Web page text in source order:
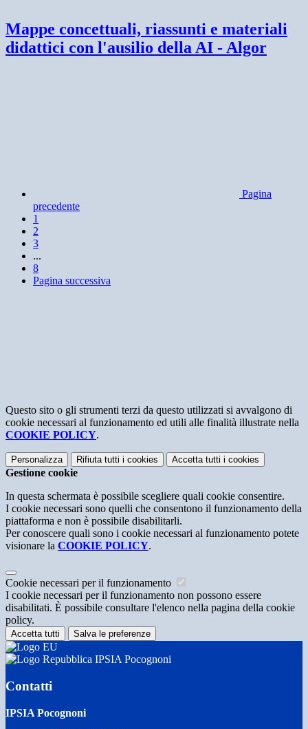
Mappe concettuali, riassunti e materiali
didattici con l'ausilio della AI - Algor
Pagina
precedente
1
2
3
...
8
Pagina successiva
Questo sito o gli strumenti terzi da questo utilizzati si avvalgono di
cookie necessari al funzionamento ed utili alle finalità illustrate nella
COOKIE POLICY.
Personalizza Rifiuta tutti i cookies Accetta tutti i cookies
Gestione cookie
In questa schermata è possibile scegliere quali cookie consentire.
I cookie necessari sono quelli che consentono il funzionamento della
piattaforma e non è possibile disabilitarli.
Per conoscere quali sono i cookie necessari al funzionamento potete
visionare la COOKIE POLICY.
Cookie necessari per il funzionamento
I cookie necessari per il funzionamento non possono essere
disabilitati. È possibile consultare l'elenco nella pagina della cookie
policy.
Accetta tutti Salva le preferenze
IPSIA Pocognoni
Contatti
IPSIA Pocognoni